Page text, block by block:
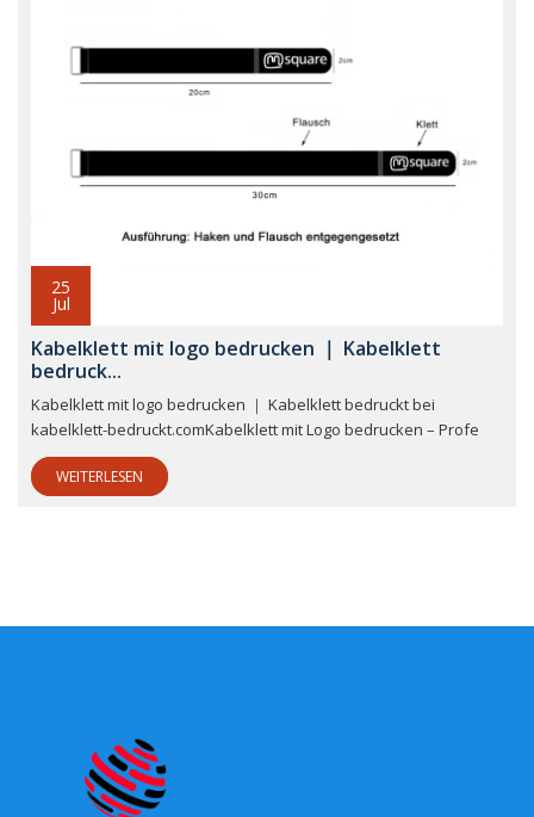
25
Jul
Kabelklett mit logo bedrucken ｜ Kabelklett
bedruck...
Kabelklett mit logo bedrucken ｜ Kabelklett bedruckt bei
kabelklett-bedruckt.comKabelklett mit Logo bedrucken – Profe
WEITERLESEN